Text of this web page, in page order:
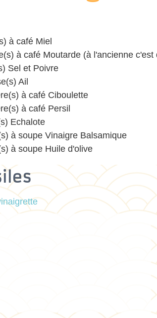
à café Miel
à café Moutarde (à l'ancienne c'est
Sel et Poivre
Ail
à café Ciboulette
à café Persil
Echalote
à soupe Vinaigre Balsamique
à soupe Huile d'olive